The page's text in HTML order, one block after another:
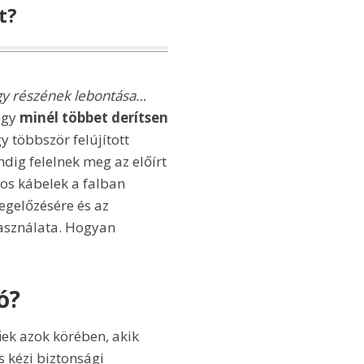
részének lebontása…
minél többet derítsen
többször felújított
felelnek meg az előírt
kábelek a falban
és az
Hogyan
azok körében, akik
kézi biztonsági